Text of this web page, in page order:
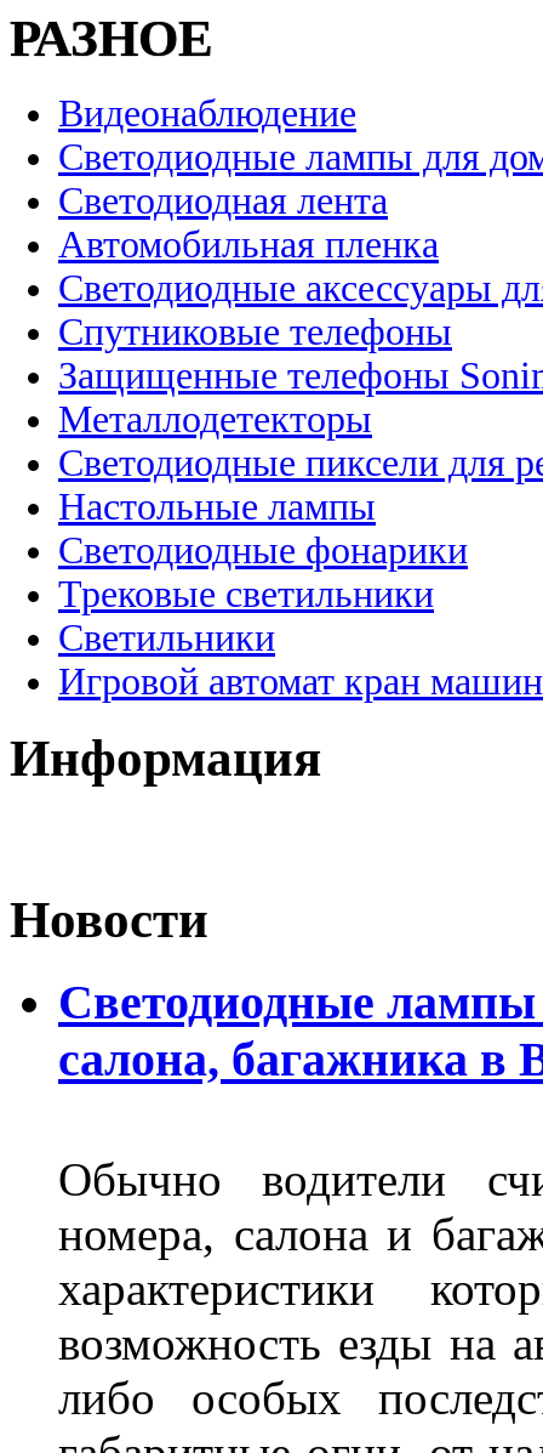
РАЗНОЕ
Видеонаблюдение
Светодиодные лампы для
Светодиодная лента
Автомобильная пленка
Светодиодные аксессуары
Спутниковые телефоны
Защищенные телефоны
Металлодетекторы
Светодиодные пиксели для
Настольные лампы
Светодиодные фонарики
Трековые светильники
Светильники
Игровой автомат кран
Информация
Новости
Светодиодные лампы
салона, багажника в
Обычно водители
номера, салона и
характеристики
возможность езды на
либо особых